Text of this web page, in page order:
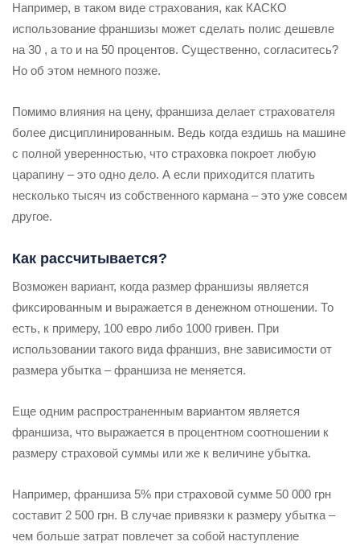
Например, в таком виде страхования, как КАСКО
использование франшизы может сделать полис дешевле
на 30 , а то и на 50 процентов. Существенно, согласитесь?
Но об этом немного позже.
Помимо влияния на цену, франшиза делает страхователя
более дисциплинированным. Ведь когда ездишь на машине
с полной уверенностью, что страховка покроет любую
царапину – это одно дело. А если приходится платить
несколько тысяч из собственного кармана – это уже совсем
другое.
Как рассчитывается?
Возможен вариант, когда размер франшизы является
фиксированным и выражается в денежном отношении. То
есть, к примеру, 100 евро либо 1000 гривен. При
использовании такого вида франшиз, вне зависимости от
размера убытка – франшиза не меняется.
Еще одним распространенным вариантом является
франшиза, что выражается в процентном соотношении к
размеру страховой суммы или же к величине убытка.
Например, франшиза 5% при страховой сумме 50 000 грн
составит 2 500 грн. В случае привязки к размеру убытка –
чем больше затрат повлечет за собой наступление